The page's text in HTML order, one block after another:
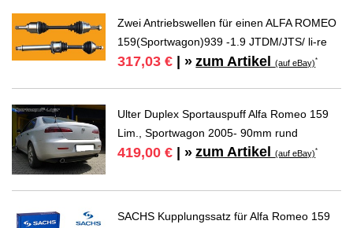
Zwei Antriebswellen für einen ALFA ROMEO
159(Sportwagon)939 -1.9 JTDM/JTS/ li-re
317,03 € | » zum Artikel(auf eBay)*
Ulter Duplex Sportauspuff Alfa Romeo 159
Lim., Sportwagon 2005- 90mm rund
419,00 € | » zum Artikel(auf eBay)*
SACHS Kupplungssatz für Alfa Romeo 159